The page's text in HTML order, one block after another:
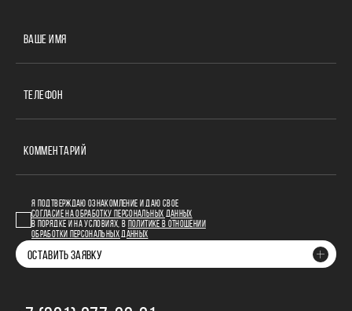
ВАШЕ ИМЯ
ТЕЛЕФОН
КОММЕНТАРИЙ
Я ПОДТВЕРЖДАЮ ОЗНАКОМЛЕНИЕ И ДАЮ СВОЕ
СОГЛАСИЕ НА ОБРАБОТКУ ПЕРСОНАЛЬНЫХ ДАННЫХ
В ПОРЯДКЕ И НА УСЛОВИЯХ, В
ПОЛИТИКЕ В ОТНОШЕНИИ
ОБРАБОТКИ ПЕРСОНАЛЬНЫХ ДАННЫХ
ОСТАВИТЬ ЗАЯВКУ